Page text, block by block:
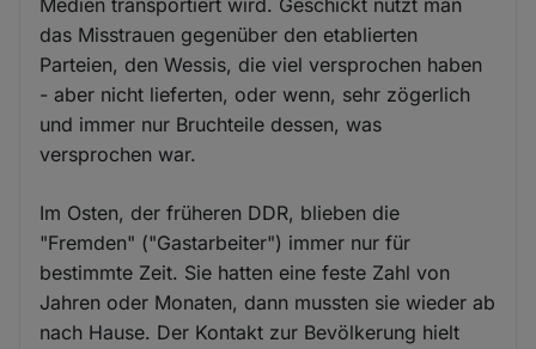
Medien transportiert wird. Geschickt nutzt man
das Misstrauen gegenüber den etablierten
Parteien, den Wessis, die viel versprochen haben
- aber nicht lieferten, oder wenn, sehr zögerlich
und immer nur Bruchteile dessen, was
versprochen war.
Im Osten, der früheren DDR, blieben die
"Fremden" ("Gastarbeiter") immer nur für
bestimmte Zeit. Sie hatten eine feste Zahl von
Jahren oder Monaten, dann mussten sie wieder ab
nach Hause. Der Kontakt zur Bevölkerung hielt